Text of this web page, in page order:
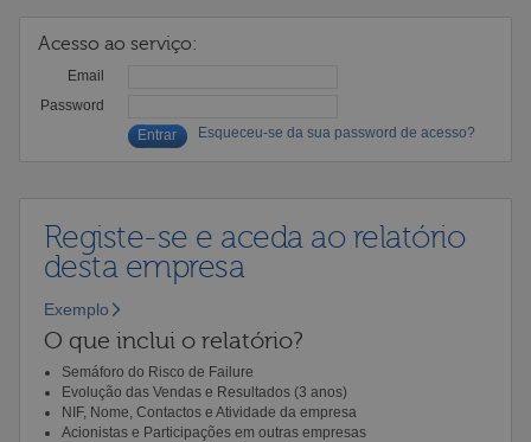
Acesso ao serviço:
Email
Password
Esqueceu-se da sua password de acesso?
Registe-se e aceda ao relatório
desta empresa
Exemplo
O que inclui o relatório?
Semáforo do Risco de Failure
Evolução das Vendas e Resultados (3 anos)
NIF, Nome, Contactos e Atividade da empresa
Acionistas e Participações em outras empresas